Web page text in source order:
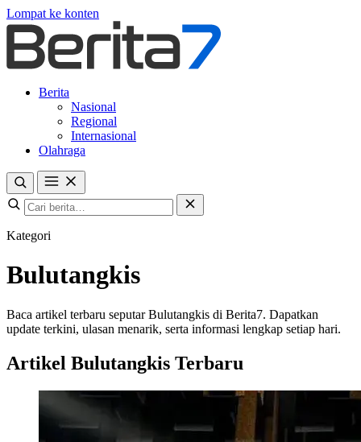
Lompat ke konten
Berita
Nasional
Regional
Internasional
Olahraga
Kategori
Bulutangkis
Baca artikel terbaru seputar Bulutangkis di Berita7. Dapatkan
update terkini, ulasan menarik, serta informasi lengkap setiap hari.
Artikel Bulutangkis Terbaru